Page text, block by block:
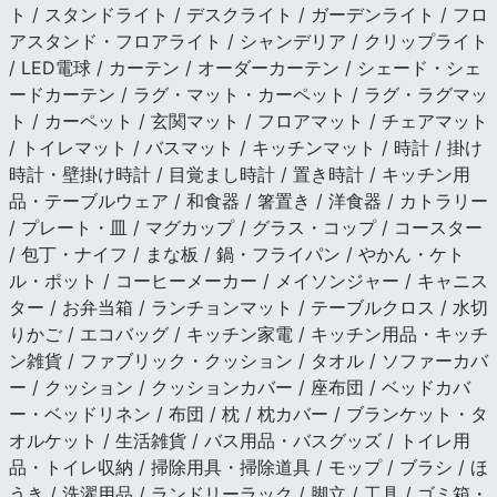
ト / スタンドライト / デスクライト / ガーデンライト / フロ
アスタンド・フロアライト / シャンデリア / クリップライト
/ LED電球 / カーテン / オーダーカーテン / シェード・シェ
ードカーテン / ラグ・マット・カーペット / ラグ・ラグマッ
ト / カーペット / 玄関マット / フロアマット / チェアマット
/ トイレマット / バスマット / キッチンマット / 時計 / 掛け
時計・壁掛け時計 / 目覚まし時計 / 置き時計 / キッチン用
品・テーブルウェア / 和食器 / 箸置き / 洋食器 / カトラリー
/ プレート・皿 / マグカップ / グラス・コップ / コースター
/ 包丁・ナイフ / まな板 / 鍋・フライパン / やかん・ケト
ル・ポット / コーヒーメーカー / メイソンジャー / キャニス
ター / お弁当箱 / ランチョンマット / テーブルクロス / 水切
りかご / エコバッグ / キッチン家電 / キッチン用品・キッチ
ン雑貨 / ファブリック・クッション / タオル / ソファーカバ
ー / クッション / クッションカバー / 座布団 / ベッドカバ
ー・ベッドリネン / 布団 / 枕 / 枕カバー / ブランケット・タ
オルケット / 生活雑貨 / バス用品・バスグッズ / トイレ用
品・トイレ収納 / 掃除用具・掃除道具 / モップ / ブラシ / ほ